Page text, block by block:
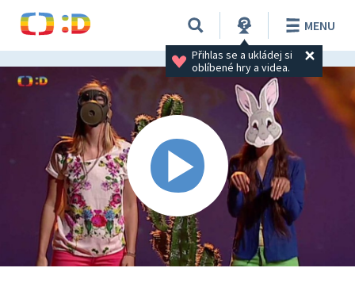
Přihlas se a ukládej si
oblíbené hry a videa.
MENU